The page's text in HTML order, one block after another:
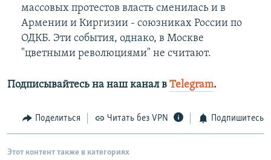
массовых протестов власть сменилась и в
Армении и Киргизии - союзниках России по
ОДКБ. Эти события, однако, в Москве
"цветными революциями" не считают.
Подписывайтесь на наш канал в Telegram.
Поделиться Читать без VPN Подпишитесь
Этот контент также в категориях